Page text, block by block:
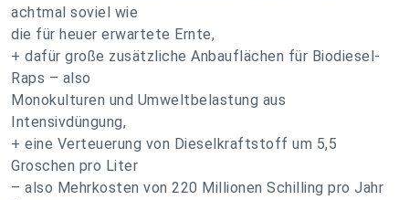
achtmal soviel wie
die für heuer erwartete Ernte,
+ dafür große zusätzliche Anbauflächen für Biodiesel-
Raps – also
Monokulturen und Umweltbelastung aus
Intensivdüngung,
+ eine Verteuerung von Dieselkraftstoff um 5,5
Groschen pro Liter
– also Mehrkosten von 220 Millionen Schilling pro Jahr